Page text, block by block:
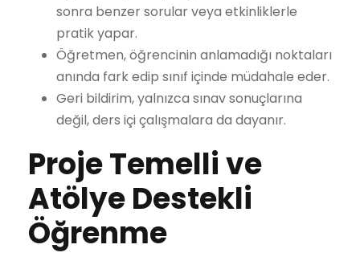
sonra benzer sorular veya etkinliklerle
pratik yapar.
Öğretmen, öğrencinin anlamadığı noktaları
anında fark edip sınıf içinde müdahale eder.
Geri bildirim, yalnızca sınav sonuçlarına
değil, ders içi çalışmalara da dayanır.
Proje Temelli ve
Atölye Destekli
Öğrenme